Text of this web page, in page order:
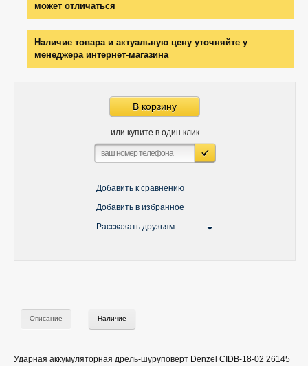
может отличаться
Наличие товара и актуальную цену уточняйте у
менеджера интернет-магазина
В корзину
или купите в один клик
Добавить к сравнению
Добавить в избранное
Рассказать друзьям
Описание Наличие
Ударная аккумуляторная дрель-шуруповерт Denzel CIDB-18-02 26145